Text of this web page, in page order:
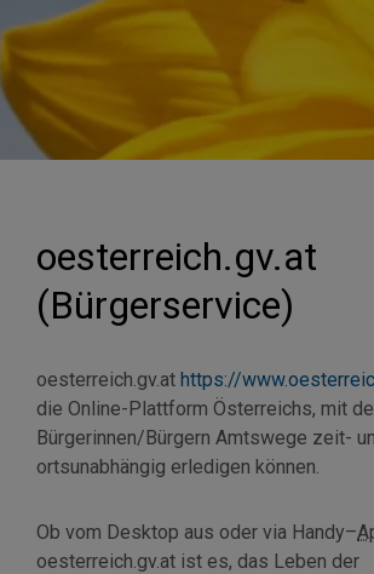
oesterreich.gv.at
(Bürgerservice)
oesterreich.gv.at https://
die Online-Plattform Österreichs, mit
Bürgerinnen/Bürgern Amtswege zeit-
ortsunabhängig erledigen können.
Ob vom Desktop aus oder via Handy–
oesterreich.gv.at ist es, das Leben der